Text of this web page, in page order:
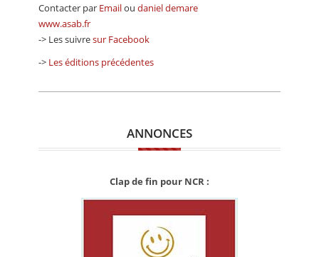
Contacter par Emailou daniel demare
www.asab.fr
-> Les suivresur Facebook
-> Les éditions précédentes
ANNONCES
Clap de fin pour NCR :